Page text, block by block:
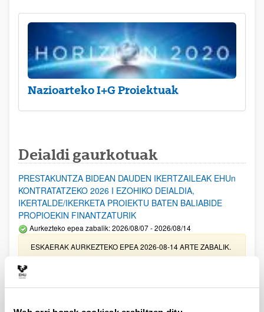
Nazioarteko I+G Proiektuak
Deialdi gaurkotuak
PRESTAKUNTZA BIDEAN DAUDEN IKERTZAILEAK EHUn
KONTRATATZEKO 2026 I EZOHIKO DEIALDIA,
IKERTALDE/IKERKETA PROIEKTU BATEN BALIABIDE
PROPIOEKIN FINANTZATURIK
Aurkezteko epea zabalik: 2026/08/07 - 2026/08/14
ESKAERAK AURKEZTEKO EPEA 2026-08-14 ARTE ZABALIK.
UPV/EHUn Azpiegitura Zientifikoa eta Funts Bibliografikoak
erosi eta berritzeko laguntzak 2026